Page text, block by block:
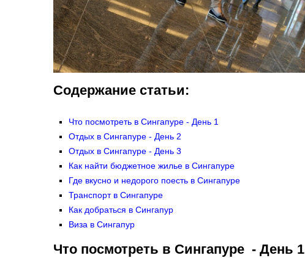
Содержание статьи:
Что посмотреть в Сингапуре - День 1
Отдых в Сингапуре - День 2
Отдых в Сингапуре - День 3
Как найти бюджетное жилье в Сингапуре
Где вкусно и недорого поесть в Сингапуре
Транспорт в Сингапуре
Как добраться в Сингапур
Виза в Сингапур
Что посмотреть в Сингапуре - День 1